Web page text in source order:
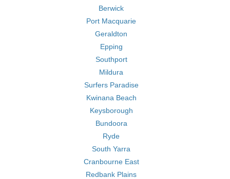
Berwick
Port Macquarie
Geraldton
Epping
Southport
Mildura
Surfers Paradise
Kwinana Beach
Keysborough
Bundoora
Ryde
South Yarra
Cranbourne East
Redbank Plains